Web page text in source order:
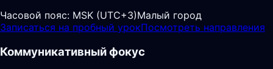
Часовой пояс: MSK (UTC+3)Малый город
Записаться на пробный урокПосмотреть направления
Коммуникативный фокус